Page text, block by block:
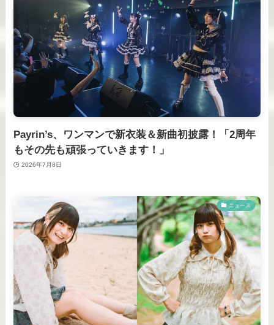
Payrin’s、ワンマンで新衣装＆新曲初披露！「2周年
もその先も頑張っていきます！」
2026年7月8日
ニュース